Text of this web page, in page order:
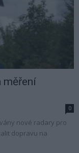
měření
0
nové radary pro
dopravu na